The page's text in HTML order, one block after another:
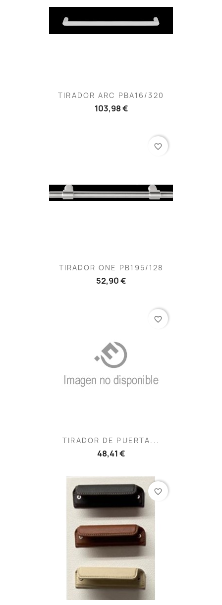
TIRADOR ARC PBA16/320
103,98 €
TIRADOR ONE PB195/128
52,90 €
favorite_border
TIRADOR DE PUERTA...
48,41 €
favorite_border
favorite_border